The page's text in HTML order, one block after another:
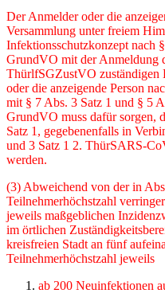
Der Anmelder oder die
Versammlung unter freiem
Infektionsschutzkonzept nach
GrundVO mit der Anmeldung
ThürlfSGZustVO zuständigen
oder die anzeigende Person
mit § 7 Abs. 3 Satz 1 und § 5
GrundVO muss dafür sorgen,
Satz 1, gegebenenfalls in
und 3 Satz 1 2. ThürSARS-
werden.
(3) Abweichend von der in
Teilnehmerhöchstzahl
jeweils maßgeblichen
im örtlichen
kreisfreien Stadt an fünf
Teilnehmerhöchstzahl jeweils
ab 200 Neuinfektionen